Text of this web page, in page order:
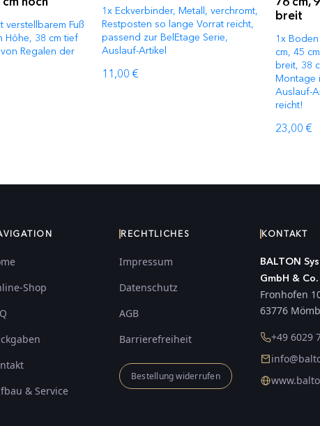
verstellbarem Fuß
Höhe, 38 cm tief
Regalen der
1x Eckverbinder, Metall, verchromt,
Restposten so lange Vorrat reicht,
passend zur BelEtage Serie,
Auslauf-Artikel
11,00 €
breit
1x
cm, 45
breit, 38
Montage
Auslauf-
reicht!
23,00 €
Shop
& Service
RECHTLICHES
Impressum
Datenschutz
AGB
Barrierefreiheit
Bestellung widerrufen
KONTAKT
BALTON
GmbH & Co.
Fronhofen
63776
+49 6029